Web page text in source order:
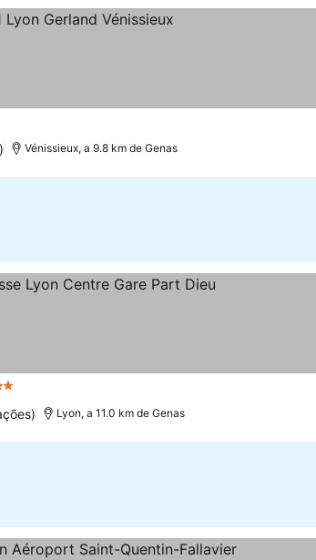
Vénissieux, a 9.8 km de Genas
Estrelas
Lyon, a 11.0 km de Genas